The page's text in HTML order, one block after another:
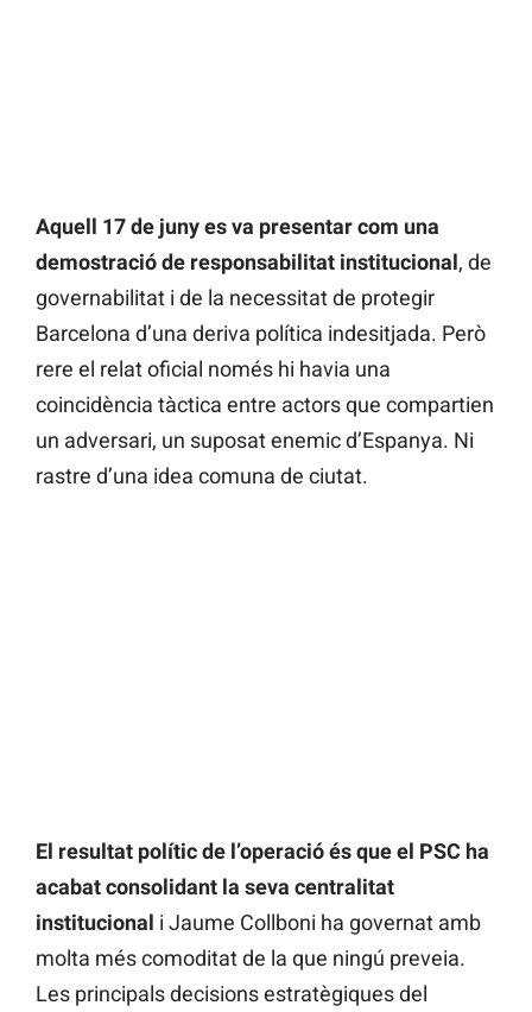
Aquell 17 de juny es va presentar com una
demostració de responsabilitat institucional, de
governabilitat i de la necessitat de protegir
Barcelona d’una deriva política indesitjada. Però
rere el relat oficial només hi havia una
coincidència tàctica entre actors que compartien
un adversari, un suposat enemic d’Espanya. Ni
rastre d’una idea comuna de ciutat.
El resultat polític de l’operació és que el PSC ha
acabat consolidant la seva centralitat
institucional i Jaume Collboni ha governat amb
molta més comoditat de la que ningú preveia.
Les principals decisions estratègiques del